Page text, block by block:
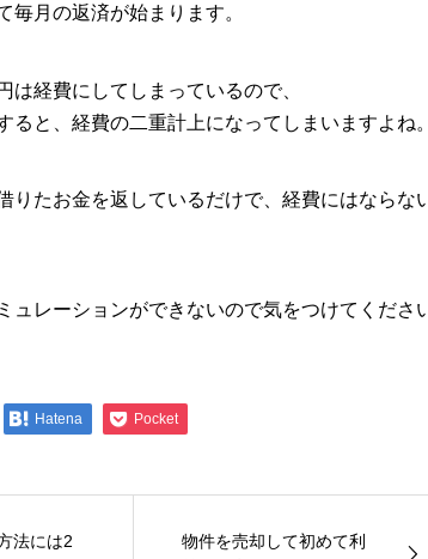
毎月の返済が始まります。
は経費にしてしまっているので、
ると、経費の二重計上になってしまいますよね。
りたお金を返しているだけで、経費にはならな
ュレーションができないので気をつけてくださ
Hatena Pocket
法には2
物件を売却して初めて利